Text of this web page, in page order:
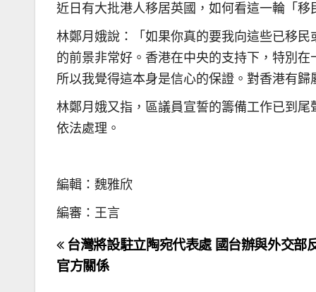
近日有大批港人移居英國，如何看這一輪「
林鄭月娥說：「如果你真的要我向這些已移
的前景非常好。香港在中央的支持下，特別
所以我覺得這本身是信心的保證。對香港有
林鄭月娥又指，區議員宣誓的籌備工作已到
依法處理。
編輯：魏雅欣
編審：王言
文
章
台灣將設駐立陶宛代表處 國台辦與外交部
官方關係